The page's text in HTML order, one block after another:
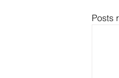
Posts